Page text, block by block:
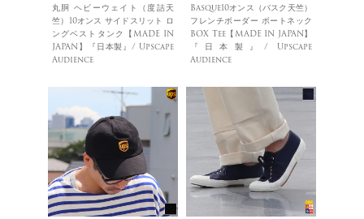
丸胴 ヘビーウェイト（度詰天
竺）10オンス サイドスリット ロ
ングベストタンク【MADE IN
JAPAN】『日本製』/ Upscape
Audience
Basque10オンス（バスク天竺）
フレンチボーダー ボートネック
BOX Tee【MADE IN JAPAN】
『日本製』/ Upscape
Audience